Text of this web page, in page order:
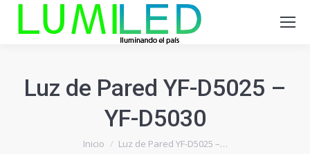
Luz de Pared YF-D5025 –
YF-D5030
Estás aquí:
Inicio Luz de Pared YF-D5025 –…